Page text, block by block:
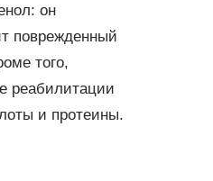
он
поврежденный
того,
реабилитации
и протеины.